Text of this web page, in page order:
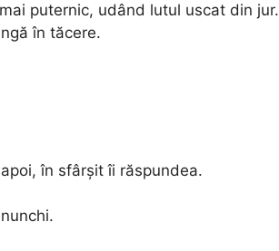
puternic, udând lutul uscat din jur.
în tăcere.
în sfârșit îi răspundea.